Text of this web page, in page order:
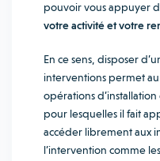
pouvoir vous appuyer
votre activité et votre
En ce sens, disposer
interventions permet
opérations
pour lesquelles il fait
accéder librement aux
l’intervention comme